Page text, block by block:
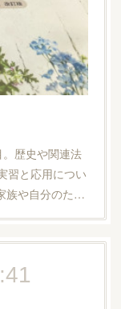
歴史や関連法
習と応用につい
族や自分のた…